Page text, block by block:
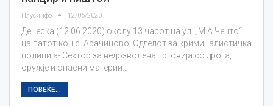
Плусинфо 12/06/2020
Денеска (12.06.2020) околу 13 часот на ул. „М.А.Ченто“,
на патот кон с. Арачиново Одделот за криминалистичка
полиција- Сектор за недозволена трговија со дрога,
оружје и опасни материи…
ПОВЕЌЕ...